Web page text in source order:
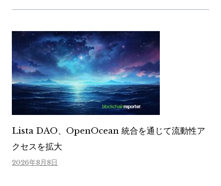
Lista DAO、OpenOcean 統合を通じて流動性ア
クセスを拡大
2026年8月8日